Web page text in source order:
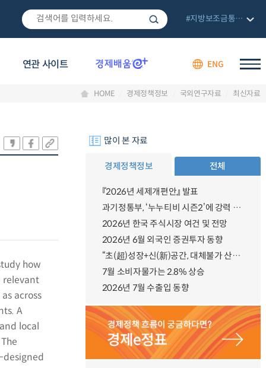
연관 사이트 ENG
#지방보조금통합관리망
HOME 경제정책정보 국외연구자료 최신자료
how
relevant
across
A
local
많이 본 자료
경제정책정보 전체
『2026년 세제개편안』 발표
과기정통부, ‘누누티비 시즌2’에 강력 대응 의지 밝혀
2026년 한국 주식시장 여건 및 전망
2026년 6월 외국인 증권투자 동향
“초(超)성장+신(新)공간, 대체불가 산업강국”
7월 소비자물가는 2.8% 상승
2026년 7월 수출입 동향